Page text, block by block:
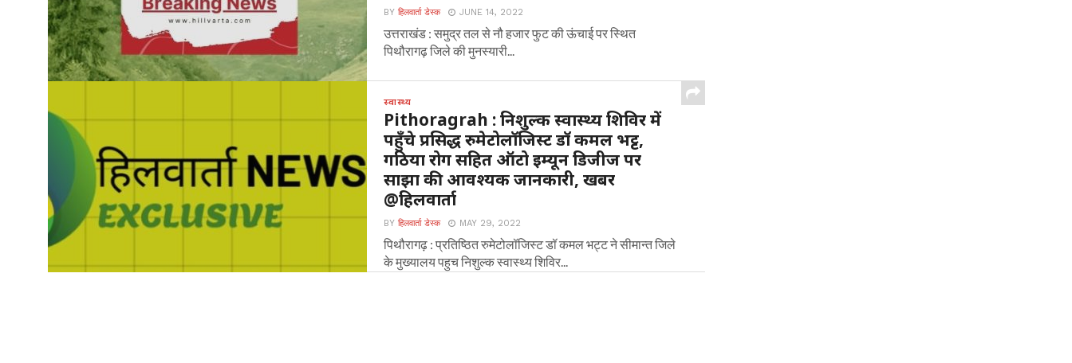
BYहिलवार्ता डेस्क JUNE 14, 2022
उत्तराखंड : समुद्र तल से नौ हजार फुट की ऊंचाई पर स्थित
पिथौरागढ़ जिले की मुनस्यारी...
स्वास्थ्य
Pithoragrah : निशुल्क स्वास्थ्य शिविर में
पहुँचे प्रसिद्ध रुमेटोलॉजिस्ट डॉ कमल भट्ट,
गठिया रोग सहित ऑटो इम्यून डिजीज पर
साझा की आवश्यक जानकारी, खबर
@हिलवार्ता
BYहिलवार्ता डेस्क MAY 29, 2022
पिथौरागढ़ : प्रतिष्ठित रुमेटोलॉजिस्ट डॉ कमल भट्ट ने सीमान्त जिले
के मुख्यालय पहुच निशुल्क स्वास्थ्य शिविर...